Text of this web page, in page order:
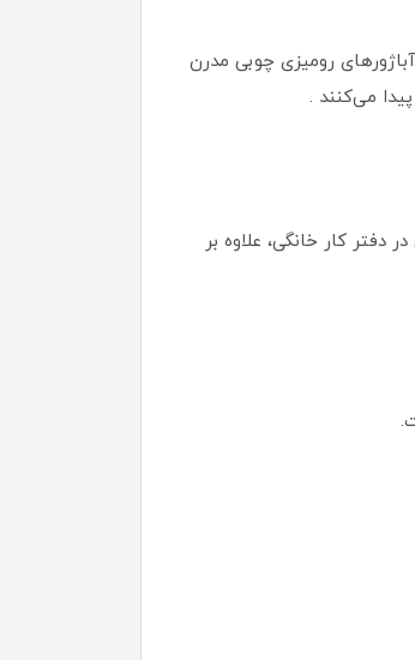
رومیزی چوبی مدرن
می‌کنند .
دفتر کار خانگی، علاوه بر